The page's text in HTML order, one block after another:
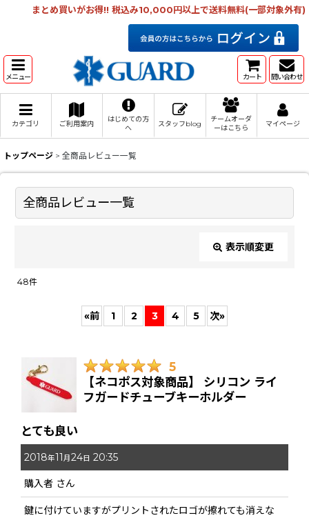
まとめ買いがお得!! 税込み10,000円以上で送料無料(一部対象外有)
メニュー カート 問い合わせ
カテゴリ ご利用案内
はじめての方
へ
スタッフblog
チームオーダ
ーはこちら
マイページ
トップページ > 全商品レビュー一覧
全商品レビュー一覧
表示順変更
画像
星の数:
年代:
性別
48件
«前 1 2 3 4 5 次»
5
【ネコポス対象商品】 シリコン ライ
フガードチューブキーホルダー
とても良い
2018年11月 24 日 20:35
購入者 さん
鍵に付けていますがプリントされたロゴが擦れても消えな